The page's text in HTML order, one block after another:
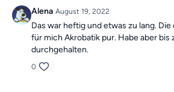
Alena August 19, 2022
Das war heftig und etwas zu lang.
für mich Akrobatik pur. Habe aber bis
durchgehalten.
0